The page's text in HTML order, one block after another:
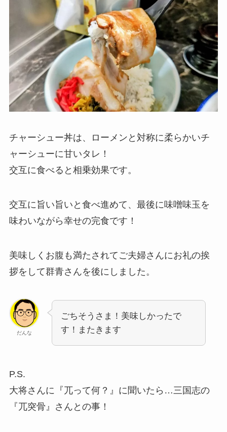
チャーシュー丼は、ローメンと対称に柔らかいチ
ャーシューに甘いタレ！
交互に食べると相乗効果です。
交互に旨い旨いと食べ進めて、最後に味噌味玉を
味わいながら幸せの完食です！
美味しくお腹も満たされてご夫婦さんにお礼の挨
拶をして群青さんを後にしました。
だんな
ごちそうさま！美味しかったで
す！またきます
P.S.
大将さんに『兀って何？』に聞いたら…三国志の
『兀突骨』さんとの事！